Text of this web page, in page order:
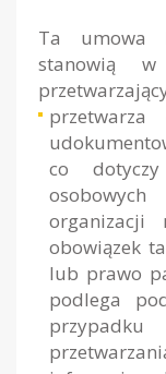
Ta umowa
stanowią
przetwarza
co
organizacji
obowiązek
lub prawo
podlega